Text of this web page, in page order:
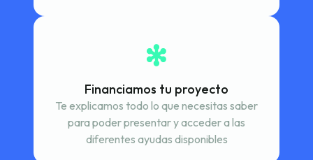
Financiamos tu proyecto
Te explicamos todo lo que necesitas saber
para poder presentar y acceder a las
diferentes ayudas disponibles